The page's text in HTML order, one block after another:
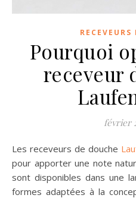
RECEVEURS
Pourquoi
receveur
février
Les receveurs de douche
pour apporter une note
sont disponibles dans une
formes adaptées à la